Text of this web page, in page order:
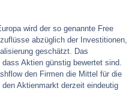
wird der so genannte Free
abzüglich der Investitionen,
geschätzt. Das
Aktien günstig bewertet sind.
den Firmen die Mittel für die
Aktienmarkt derzeit eindeutig